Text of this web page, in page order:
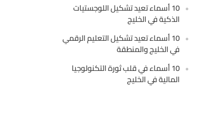
10 أسماء تعيد تشكيل اللوجستيات
الذكية في الخليج
10 أسماء تعيد تشكيل التعليم الرقمي
في الخليج والمنطقة
10 أسماء في قلب ثورة التكنولوجيا
المالية في الخليج